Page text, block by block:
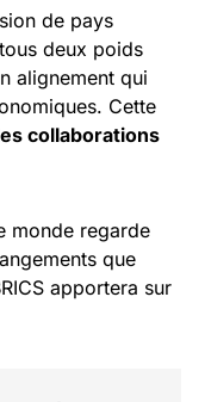
de pays
deux poids
alignement qui
Cette
collaborations
monde regarde
que
apportera sur